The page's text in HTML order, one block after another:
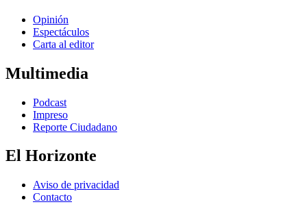
Opinión
Espectáculos
Carta al editor
Multimedia
Podcast
Impreso
Reporte Ciudadano
El Horizonte
Aviso de privacidad
Contacto